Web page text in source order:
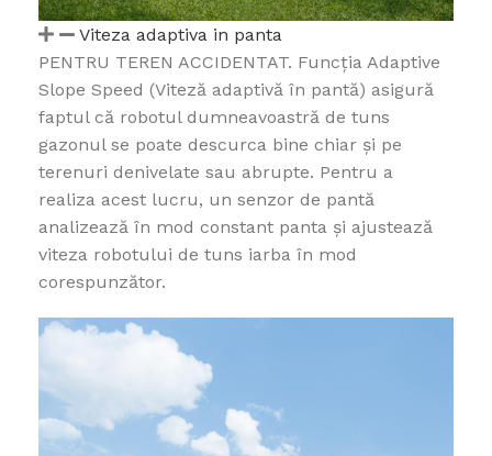
Viteza adaptiva in panta
PENTRU TEREN ACCIDENTAT. Funcția Adaptive
Slope Speed (Viteză adaptivă în pantă) asigură
faptul că robotul dumneavoastră de tuns
gazonul se poate descurca bine chiar și pe
terenuri denivelate sau abrupte. Pentru a
realiza acest lucru, un senzor de pantă
analizează în mod constant panta și ajustează
viteza robotului de tuns iarba în mod
corespunzător.